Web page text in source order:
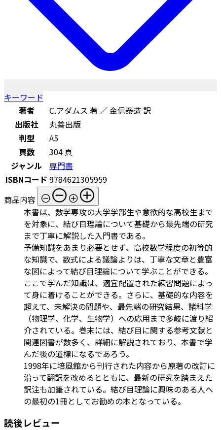
キーワード
著者
C.アダムス 著 ／ 金信泰造 訳
出版社
丸善出版
判型
A5
頁数
304 頁
ジャンル
専門書
ISBNコード 9784621305959
商品内容
本書は、数学専攻の大学学部生や意欲的な高校生まで
を対象に、結び目理論について基礎から最先端の研究
まで丁寧に解説した入門書である。
予備知識をあまり必要とせず、高校数学程度の初等的
な知識で、数式による議論よりは、丁寧な文章と豊富
な図によって結び目理論について学ぶことができる。
ここで学んだ知識は、適宜配置された練習問題によっ
て身に着けることができる。さらに、基礎的な内容を
超えて、未解決の問題や、最先端の研究結果、諸科学
（物理学、化学、生物学）への応用まで多岐に渡り紹
介されている。巻末には、結び目に関する参考文献と
関連図書が数多く、詳細に解説されており、本書で学
んだ後の道標になるであろう。
1998年に培風館から刊行された内容から原著の改訂に
沿って翻訳を改めるとともに、最新の研究を踏まえた
訳注も加筆されている。結び目理論に興味のある人へ
の最初の1冊としてお勧めの本となっている。
読後レビュー